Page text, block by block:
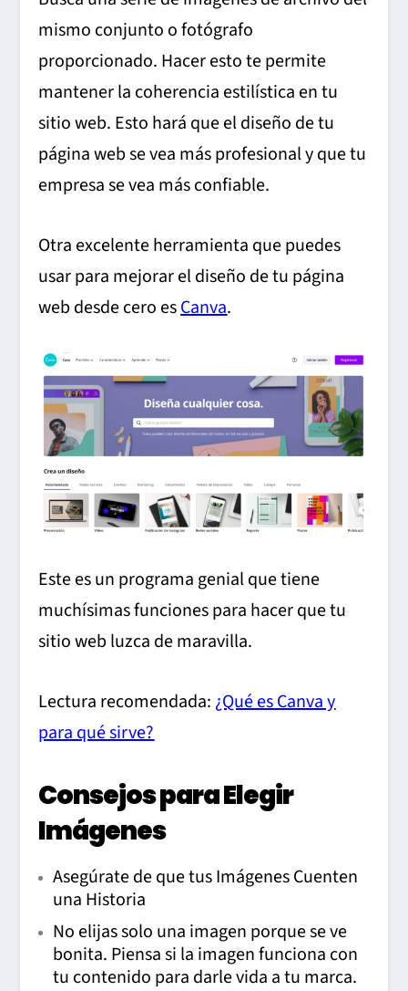
mismo conjunto o fotógrafo
proporcionado. Hacer esto te permite
mantener la coherencia estilística en tu
sitio web. Esto hará que el diseño de tu
página web se vea más profesional y que tu
empresa se vea más confiable.
Otra excelente herramienta que puedes
usar para mejorar el diseño de tu página
web desde cero esCanva.
Este es un programa genial que tiene
muchísimas funciones para hacer que tu
sitio web luzca de maravilla.
Lectura recomendada: ¿Qué es Canva y
para qué sirve?
Consejos para Elegir
Imágenes
Asegúrate de que tus Imágenes Cuenten
una Historia
No elijas solo una imagen porque se ve
bonita. Piensa si la imagen funciona con
tu contenido para darle vida a tu marca.